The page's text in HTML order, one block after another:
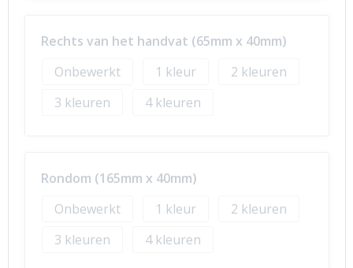
Rechts van het handvat (65mm x 40mm)
Onbewerkt
1
2
3
4
Rondom (165mm x 40mm)
Onbewerkt
1
2
3
4